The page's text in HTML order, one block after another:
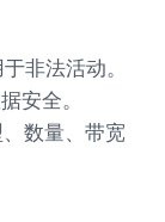
非法活动。
安全。
数量、带宽